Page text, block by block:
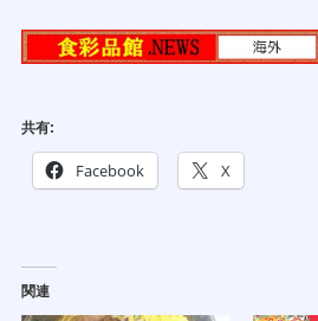
共有:
Facebook X
関連